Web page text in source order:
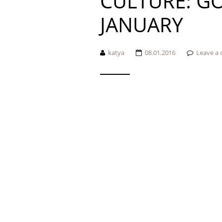
JANUARY
katya 08.01.2016 Leave a